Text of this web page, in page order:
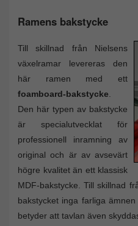
Ramens bakstycke
Till skillnad från Nielsens
växelramar levereras den
här ramen med ett
foamboard-bakstycke
Den här typen av bakstycke
är specialutvecklat för
professionell inramning av
original och är av avsevärt
högre kvalitet än ett klassisk
MDF-bakstycke. Till skillnad
bakstycket inga farliga
betyder att tavlan även